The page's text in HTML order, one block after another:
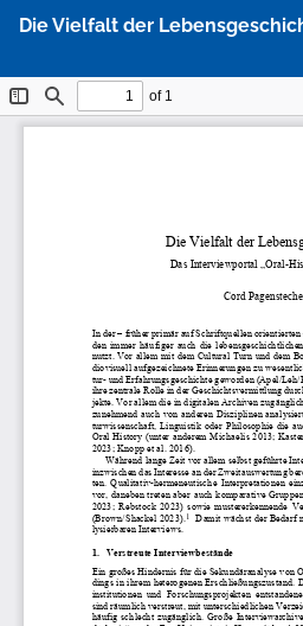
Artikeldetails
Die Vielfalt der